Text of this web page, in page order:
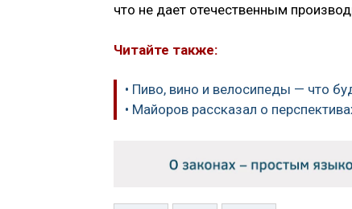
что не дает отечественным
Читайте также:
• Пиво, вино и велосипеды — что
• Майоров рассказал о